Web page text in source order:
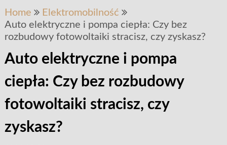
Home
Elektromobilność
Auto elektryczne i pompa ciepła: Czy bez
rozbudowy fotowoltaiki stracisz, czy zyskasz?
Auto elektryczne i pompa
ciepła: Czy bez rozbudowy
fotowoltaiki stracisz, czy
zyskasz?